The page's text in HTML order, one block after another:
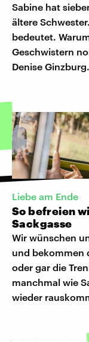
Sabine hat
ältere
bedeutet.
Geschwistern
Denise Ginzburg.
Liebe am Ende
So befreien
Sackgasse
Wir wünschen
und bekommen
oder gar die
manchmal wie
wieder